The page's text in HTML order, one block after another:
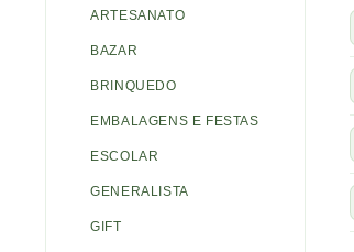
ARTESANATO
BAZAR
BRINQUEDO
EMBALAGENS E FESTAS
ESCOLAR
GENERALISTA
GIFT